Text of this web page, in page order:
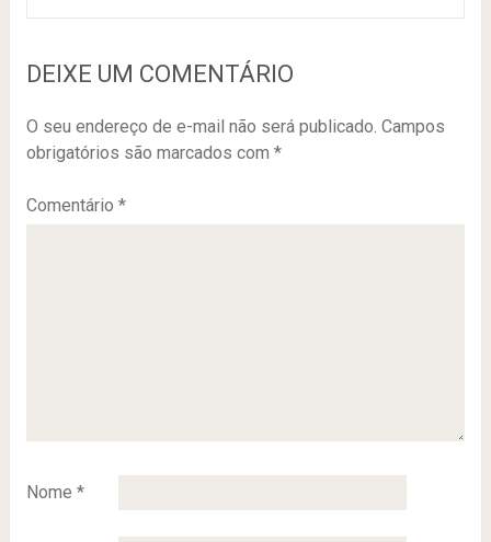
DEIXE UM COMENTÁRIO
O seu endereço de e-mail não será publicado. Campos
obrigatórios são marcados com *
Comentário *
Nome *